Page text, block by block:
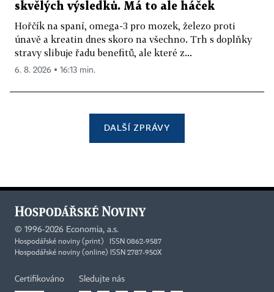
skvělých výsledků. Má to ale háček
Hořčík na spaní, omega-3 pro mozek, železo proti
únavě a kreatin dnes skoro na všechno. Trh s doplňky
stravy slibuje řadu benefitů, ale které z...
6. 8. 2026 ▪ 16:13 min.
DALŠÍ ZPRÁVY
© 1996-2026 Economia, a.s.
Hospodářské noviny (print) ISSN 0862-9587
Hospodářské noviny (online) ISSN 2787-950X
Certifikováno Sledujte nás